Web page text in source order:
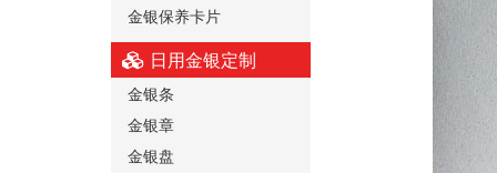
金银保养卡片
日用金银定制
金银条
金银章
金银盘